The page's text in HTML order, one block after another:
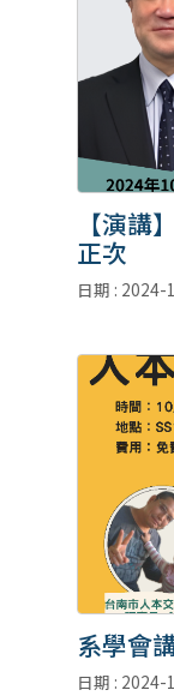
【演講
正次
日期 : 2024-
系學會
日期 : 2024-